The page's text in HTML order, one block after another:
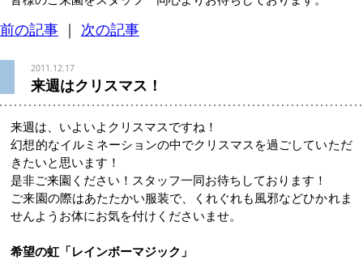
前の記事 ｜ 次の記事
2011.12.17
来週はクリスマス！
来週は、いよいよクリスマスですね！
幻想的なイルミネーションの中でクリスマスを過ごしていただ
きたいと思います！
是非ご来園ください！スタッフ一同お待ちしております！
ご来園の際はあたたかい服装で、くれぐれも風邪などひかれま
せんようお体にお気を付けくださいませ。
希望の虹「レインボーマジック」